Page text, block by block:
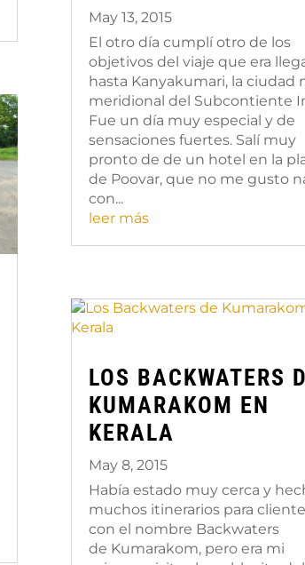
May 13, 2015
El otro día cumplí otro de los
objetivos del viaje que era
hasta Kanyakumari, la ciudad
meridional del Subcontiente
Fue un día muy especial y de
sensaciones fuertes. Salí muy
pronto de de un hotel en la
de Poovar, que no me gusto
con...
leer más
LOS BACKWATERS
KUMARAKOM EN
KERALA
May 8, 2015
Había estado muy cerca y
muchos itinerarios para
con el nombre Backwaters
de Kumarakom, pero era mi